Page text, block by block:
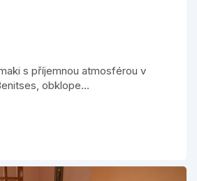
s příjemnou atmosférou v
obklope...